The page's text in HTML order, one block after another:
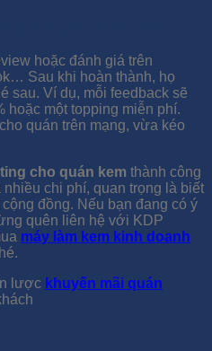
hoặc đánh giá trên
Sau khi hoàn thành, họ
sau. Ví dụ, mỗi feedback sẽ
hoặc một topping miễn phí.
quán trên mạng, vừa kéo
cho quán kem thành công
chi phí, quan trọng là biết
đồng. Nếu bạn đang có ý
quên liên hệ với KDP
máy làm kem kinh doanh
lược khuyến mãi quán